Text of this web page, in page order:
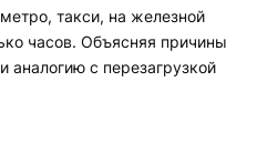
такси, на железной
часов. Объясняя причины
аналогию с перезагрузкой